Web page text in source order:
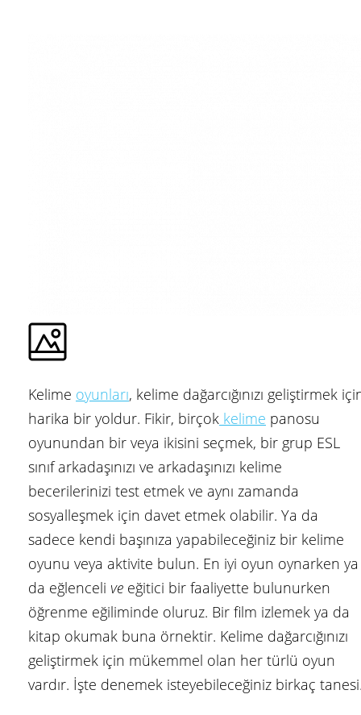
Kelime oyunları, kelime dağarcığınızı geliştirmek
harika bir yoldur. Fikir, birçok kelime panosu
oyunundan bir veya ikisini seçmek, bir grup ESL
sınıf arkadaşınızı ve arkadaşınızı kelime
becerilerinizi test etmek ve aynı zamanda
sosyalleşmek için davet etmek olabilir. Ya da
sadece kendi başınıza yapabileceğiniz bir kelime
oyunu veya aktivite bulun. En iyi oyun oynarken ya
da eğlenceli ve eğitici bir faaliyette bulunurken
öğrenme eğiliminde oluruz. Bir film izlemek ya da
kitap okumak buna örnektir. Kelime dağarcığınızı
geliştirmek için mükemmel olan her türlü oyun
vardır. İşte denemek isteyebileceğiniz birkaç